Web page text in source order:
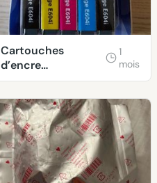
Cartouches
d’encre
compatibles Epson
1
mois